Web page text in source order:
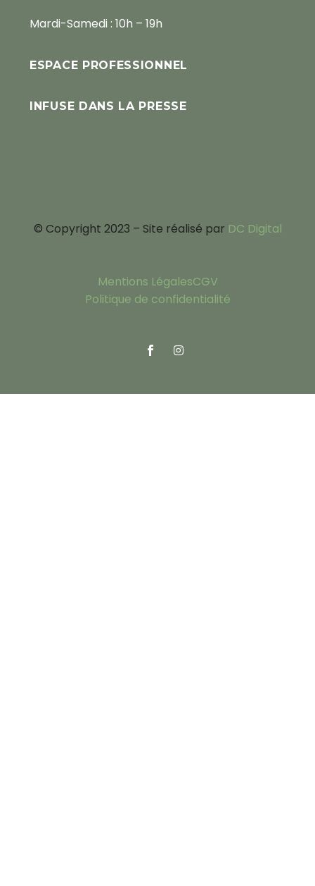
Mardi-Samedi : 10h – 19h
ESPACE PROFESSIONNEL
INFUSE DANS LA PRESSE
© Copyright 2023 – Site réalisé par DC Digital
Mentions LégalesCGV
Politique de confidentialité